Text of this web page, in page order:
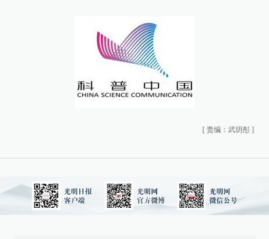
[ 责编：武玥彤 ]